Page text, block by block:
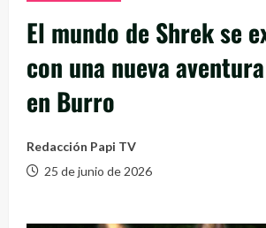
El mundo de Shrek se
con una nueva
en Burro
Redacción Papi TV
25 de junio de 2026